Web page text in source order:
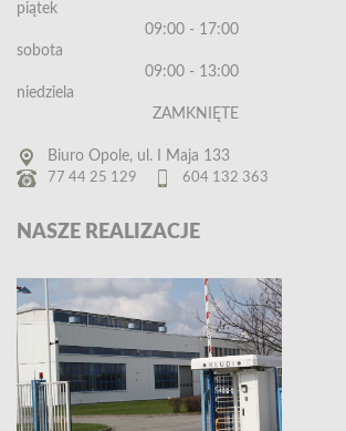
piątek
09:00 - 17:00
sobota
09:00 - 13:00
niedziela
ZAMKNIĘTE
Biuro Opole, ul. I Maja 133
77 44 25 129
604 132 363
NASZE REALIZACJE